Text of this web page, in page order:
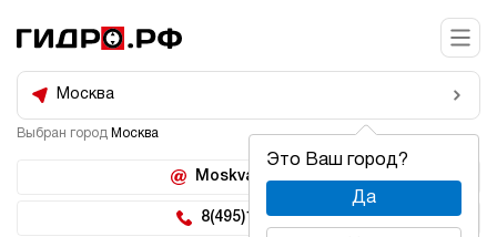
Москва
Это Ваш город?
Да
Выбран город Москва
Moskva@hidro.ru
8(495)150-04-62